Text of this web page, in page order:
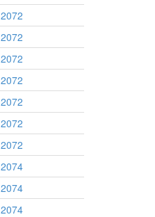
2072
2072
2072
2072
2072
2072
2072
2074
2074
2074